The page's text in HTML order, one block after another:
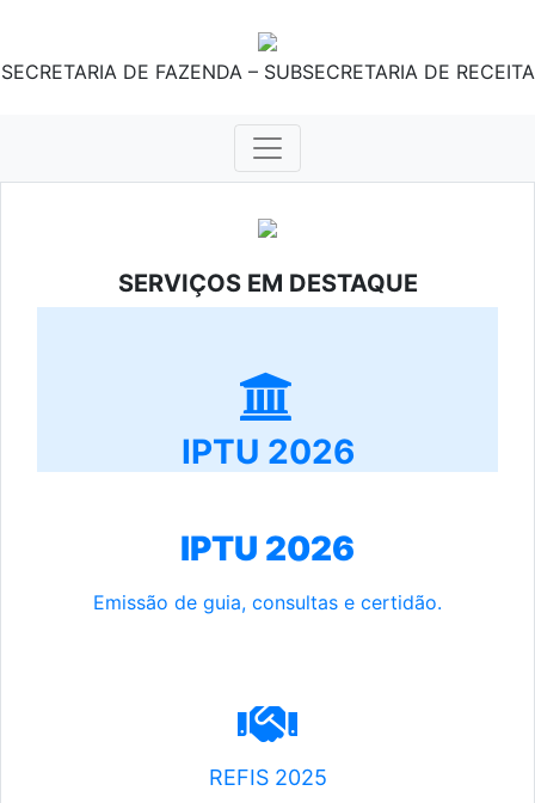
SECRETARIA DE FAZENDA – SUBSECRETARIA DE RECEITA
SERVIÇOS EM DESTAQUE
IPTU 2026
IPTU 2026
Emissão de guia, consultas e certidão.
REFIS 2025